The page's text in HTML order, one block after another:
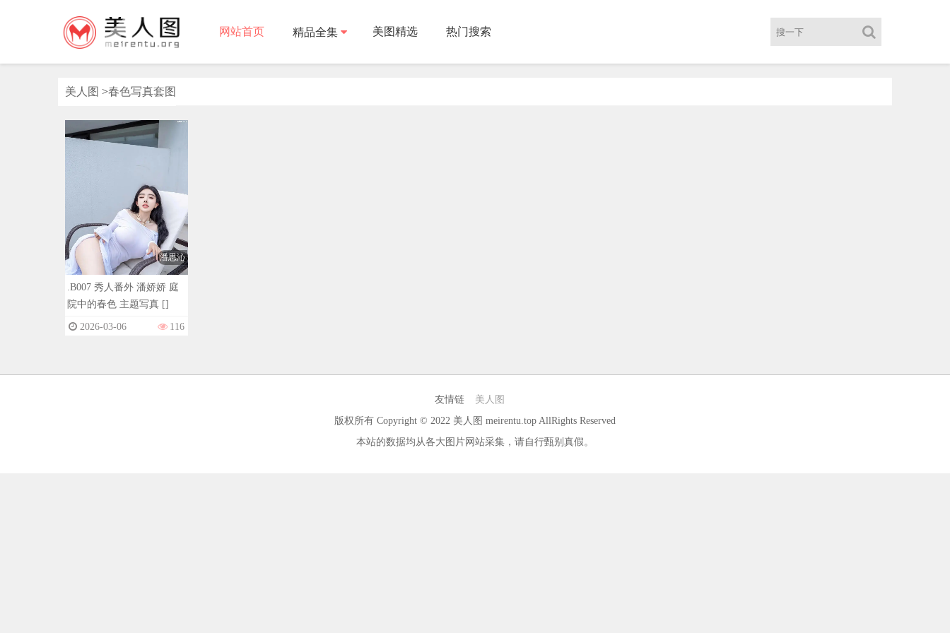
网站首页 精品全集 美图精选 热门搜索
美人图 >春色写真套图
潘思沁
.B007 秀人番外 潘娇娇 庭
院中的春色 主题写真 []
2026-03-06 116
友情链
美人图
版权所有 Copyright © 2022 美人图 meirentu.top AllRights Reserved
本站的数据均从各大图片网站采集，请自行甄别真假。